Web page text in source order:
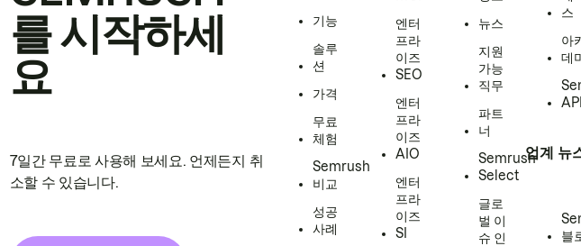
를 시작하세
요
7일간 무료로 사용해 보세요. 언제든지 취
소할 수 있습니다.
기능
솔루
션
가격
무료
체험
Semrush
비교
성공
사례
엔터
프라
이즈
SEO
엔터
프라
이즈
AIO
엔터
프라
이즈
SI
뉴스
지원
가능
직무
파트
너
Semrush
Select
글로
벌 이
슈 인
스
아
데
업계 뉴
블